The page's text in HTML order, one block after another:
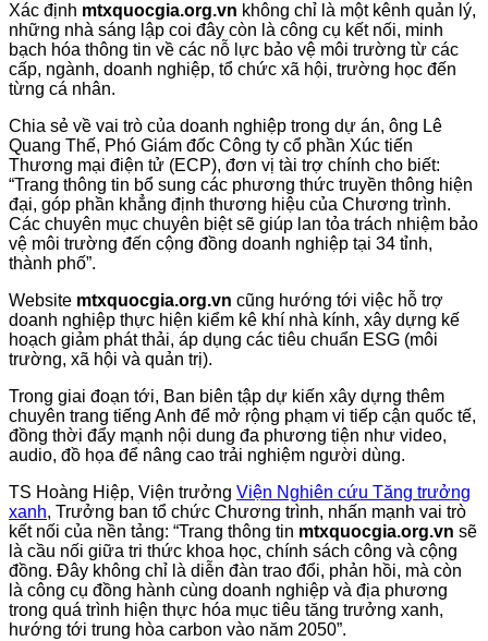
Xác định mtxquocgia.org.vn không chỉ là một kênh quản lý,
những nhà sáng lập coi đây còn là công cụ kết nối, minh
bạch hóa thông tin về các nỗ lực bảo vệ môi trường từ các
cấp, ngành, doanh nghiệp, tổ chức xã hội, trường học đến
từng cá nhân.
Chia sẻ về vai trò của doanh nghiệp trong dự án, ông Lê
Quang Thế, Phó Giám đốc Công ty cổ phần Xúc tiến
Thương mại điện tử (ECP), đơn vị tài trợ chính cho biết:
“Trang thông tin bổ sung các phương thức truyền thông hiện
đại, góp phần khẳng định thương hiệu của Chương trình.
Các chuyên mục chuyên biệt sẽ giúp lan tỏa trách nhiệm bảo
vệ môi trường đến cộng đồng doanh nghiệp tại 34 tỉnh,
thành phố”.
Website mtxquocgia.org.vn cũng hướng tới việc hỗ trợ
doanh nghiệp thực hiện kiểm kê khí nhà kính, xây dựng kế
hoạch giảm phát thải, áp dụng các tiêu chuẩn ESG (môi
trường, xã hội và quản trị).
Trong giai đoạn tới, Ban biên tập dự kiến xây dựng thêm
chuyên trang tiếng Anh để mở rộng phạm vi tiếp cận quốc tế,
đồng thời đẩy mạnh nội dung đa phương tiện như video,
audio, đồ họa để nâng cao trải nghiệm người dùng.
TS Hoàng Hiệp, Viện trưởng Viện Nghiên cứu Tăng trưởng
xanh, Trưởng ban tổ chức Chương trình, nhấn mạnh vai trò
kết nối của nền tảng: “Trang thông tin mtxquocgia.org.vn sẽ
là cầu nối giữa tri thức khoa học, chính sách công và cộng
đồng. Đây không chỉ là diễn đàn trao đổi, phản hồi, mà còn
là công cụ đồng hành cùng doanh nghiệp và địa phương
trong quá trình hiện thực hóa mục tiêu tăng trưởng xanh,
hướng tới trung hòa carbon vào năm 2050”.